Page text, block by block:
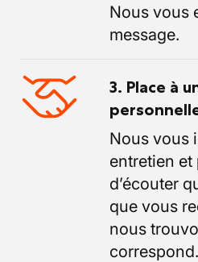
Nous vous
message.
3. Place à
Nous vous
entretien et
d’écouter
que vous
nous
correspond.